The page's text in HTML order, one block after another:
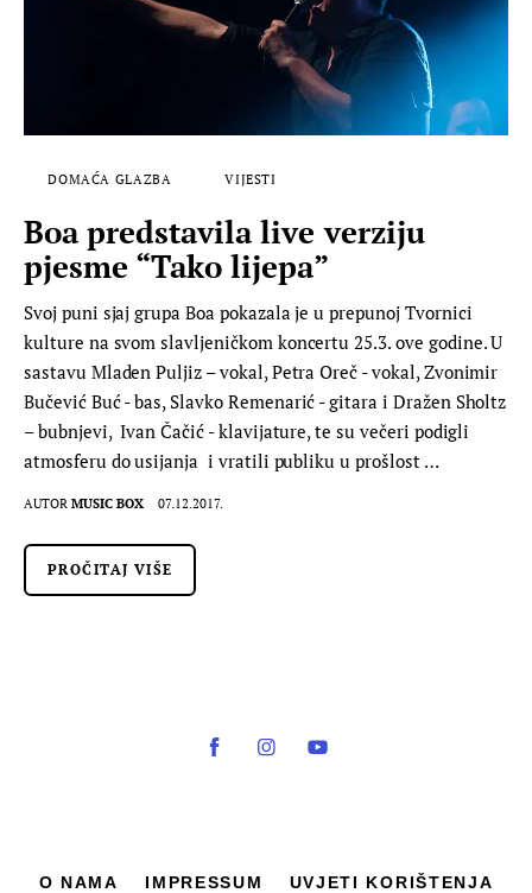
DOMAĆA GLAZBA VIJESTI
Boa predstavila live verziju
pjesme “Tako lijepa”
Svoj puni sjaj grupa Boa pokazala je u prepunoj Tvornici
kulture na svom slavljeničkom koncertu 25.3. ove godine. U
sastavu Mladen Puljiz – vokal, Petra Oreč - vokal, Zvonimir
Bučević Buć - bas, Slavko Remenarić - gitara i Dražen Sholtz
– bubnjevi, Ivan Čačić - klavijature, te su večeri podigli
atmosferu do usijanja i vratili publiku u prošlost …
AUTOR MUSIC BOX 07.12.2017.
PROČITAJ VIŠE
O NAMA IMPRESSUM UVJETI KORIŠTENJA